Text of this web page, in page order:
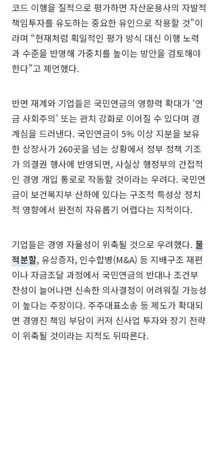
코드 이행을 질적으로 평가하면 자산운용사의 자발적
책임투자를 유도하는 중요한 유인으로 작용할 것”이
라며 “현재처럼 획일적인 평가 방식 대신 이행 노력
과 수준을 반영해 가중치를 높이는 방안을 검토해야
한다”고 제언했다.
반면 재계와 기업들은 국민연금의 영향력 확대가 ‘연
금 사회주의’ 또는 관치 강화로 이어질 수 있다며 경
계심을 드러낸다. 국민연금이 5% 이상 지분을 보유
한 상장사가 260곳을 넘는 상황에서 정부 정책 기조
가 의결권 행사에 반영되면, 사실상 행정부의 간접적
인 경영 개입 통로로 작동할 것이라는 우려다. 국민연
금이 보건복지부 산하에 있다는 구조적 특성상 정치
적 영향에서 완전히 자유롭기 어렵다는 지적이다.
기업들은 경영 자율성이 위축될 것으로 우려했다. 물
적분할, 유상증자, 인수합병(M&A) 등 지배구조 재편
이나 자금조달 과정에서 국민연금의 반대나 조건부
찬성이 늘어나면 신속한 의사결정이 어려워질 가능성
이 높다는 주장이다. 주주대표소송 등 제도가 확대되
면 경영진 책임 부담이 커져 신사업 투자와 장기 전략
이 위축될 것이라는 지적도 뒤따른다.